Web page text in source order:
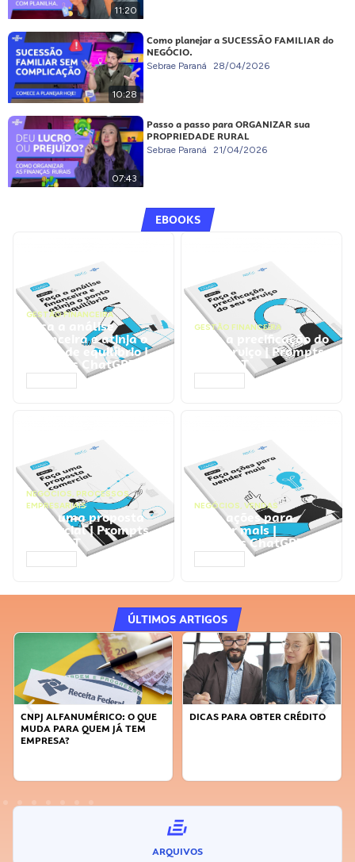
11:20
10:28
Como planejar a SUCESSÃO FAMILIAR do
NEGÓCIO.
Sebrae Paraná 28/04/2026
07:43
Passo a passo para ORGANIZAR sua
PROPRIEDADE RURAL
Sebrae Paraná 21/04/2026
EBOOKS
GESTÃO FINANCEIRA
Faça a análise
financeira e atinja o
ponto de equilíbrio |
Prompts ChatGPT
GESTÃO FINANCEIRA
Faça a precificação do
seu serviço | Prompts
ChatGPT
NEGÓCIOS, PROCESSOS
EMPRESARIAIS
Faça uma proposta
comercial | Prompts
ChatGPT
NEGÓCIOS, VENDAS
Faça ações para
vender mais |
Prompts ChatGPT
ÚLTIMOS ARTIGOS
DICAS PARA OBTER CRÉDITO
FAÇA A DIFERENÇA: SEJA
ARQUIVOS